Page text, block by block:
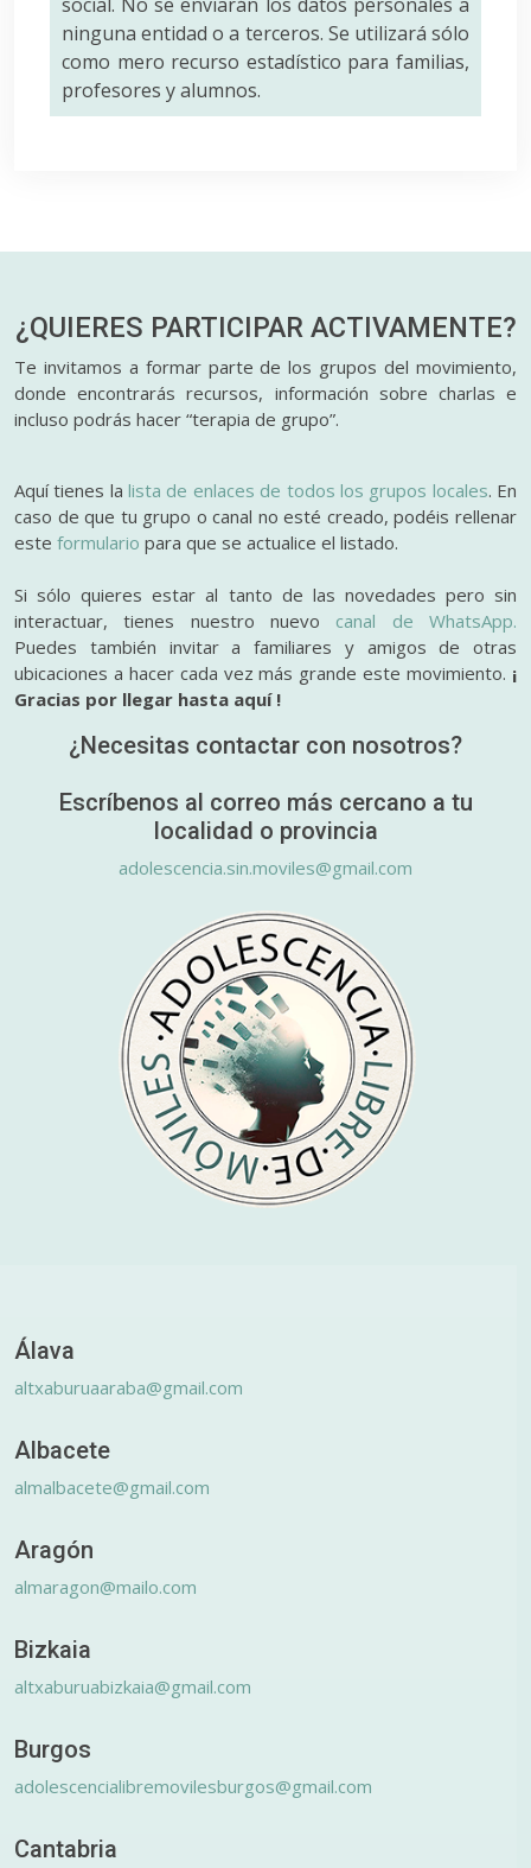
ninguna entidad o a terceros. Se utilizará sólo
como mero recurso estadístico para familias,
profesores y alumnos.
¿QUIERES PARTICIPAR ACTIVAMENTE?
Te invitamos a formar parte de los grupos del movimiento,
donde encontrarás recursos, información sobre charlas e
incluso podrás hacer “terapia de grupo”.
Aquí tienes lalista de enlaces de todos los grupos locales. En
caso de que tu grupo o canal no esté creado, podéis rellenar
este formulario para que se actualice el listado.
Si sólo quieres estar al tanto de las novedades pero sin
interactuar, tienes nuestro nuevo canal de WhatsApp.
Puedes también invitar a familiares y amigos de otras
ubicaciones a hacer cada vez más grande este movimiento. ¡
Gracias por llegar hasta aquí !
¿Necesitas contactar con nosotros?
Escríbenos al correo más cercano a tu
localidad o provincia
adolescencia.sin.moviles@gmail.com
Álava
altxaburuaaraba@gmail.com
Albacete
almalbacete@gmail.com
Aragón
almaragon@mailo.com
Bizkaia
altxaburuabizkaia@gmail.com
Burgos
adolescencialibremovilesburgos@gmail.com
Cantabria